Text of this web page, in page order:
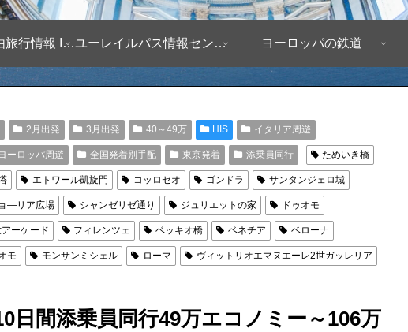
ヨーロッパ自由旅行情報 Infomation ユーレイルパス情報センター ヨーロッパの鉄道
2月出発 3月出発 40～49万 HIS イタリア周遊
ヨーロッパ周遊 全国発着別手配 東京発着 添乗員同行 ためいき橋
エトワール凱旋門 コッロセオ ゴンドラ サンタンジェロ城
―リア広場 シャンゼリゼ通り ジュリエットの家 ドゥオモ
ーケード フィレンツェ ベッキオ橋 ベネチア ベローナ
モ モンサンミシェル ローマ ヴィットリオエマヌエーレ2世ガッレリア
日間添乗員同行49万エコノミー～106万